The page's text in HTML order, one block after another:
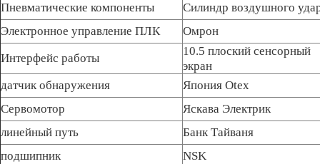
Пневматические компоненты
Силиндр воздушного
Электронное управление ПЛК
Омрон
Интерфейс работы
10.5 плоский сенсорный
экран
датчик обнаружения
Япония Otex
Сервомотор
Яскава Электрик
линейный путь
Банк Тайваня
подшипник
NSK